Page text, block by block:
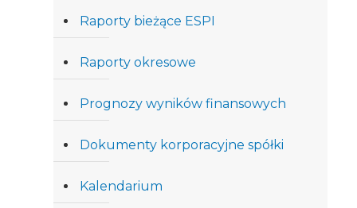
Raporty bieżące ESPI
Raporty okresowe
Prognozy wyników finansowych
Dokumenty korporacyjne spółki
Kalendarium